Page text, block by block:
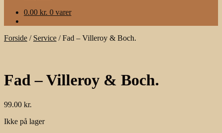
0.00 kr. 0 varer
Forside / Service /Fad – Villeroy & Boch.
Fad – Villeroy & Boch.
99.00 kr.
Ikke på lager